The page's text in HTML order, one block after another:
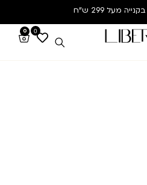
בקנייה מעל 299 ש”ח
0
0